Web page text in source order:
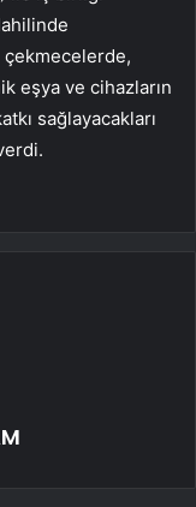
eşya ve cihazların
sağlayacakları